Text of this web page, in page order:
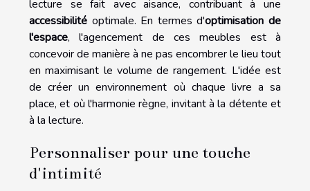
lecture se fait avec aisance, contribuant à une
accessibilité optimale. En termes d'optimisation de
l'espace, l'agencement de ces meubles est à
concevoir de manière à ne pas encombrer le lieu tout
en maximisant le volume de rangement. L'idée est
de créer un environnement où chaque livre a sa
place, et où l'harmonie règne, invitant à la détente et
à la lecture.
Personnaliser pour une touche
d'intimité